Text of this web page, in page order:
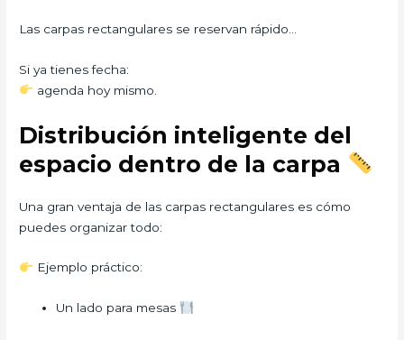
Las carpas rectangulares se reservan rápido…
Si ya tienes fecha:
agenda hoy mismo.
Distribución inteligente del
espacio dentro de la carpa
Una gran ventaja de las carpas rectangulares es cómo
puedes organizar todo:
Ejemplo práctico:
Un lado para mesas